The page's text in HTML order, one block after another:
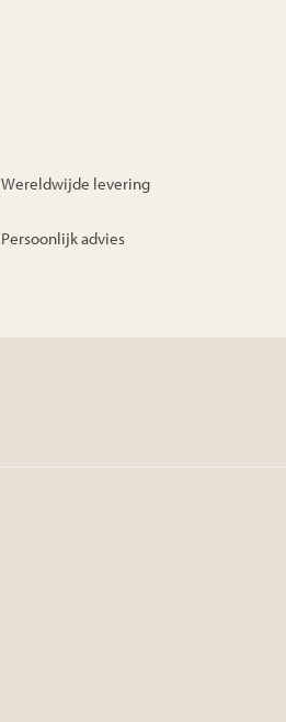
Wereldwijde levering
Persoonlijk advies